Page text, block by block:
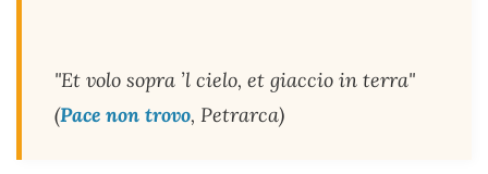
"Et volo sopra ’l cielo, et giaccio in terra"
(Pace non trovo, Petrarca)